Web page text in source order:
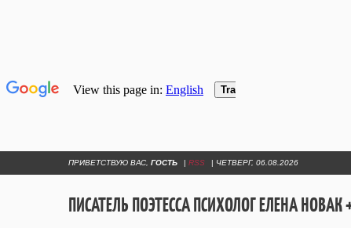
ПРИВЕТСТВУЮ ВАС ГОСТЬ | RSS | ЧЕТВЕРГ, 06.08.2026
ПИСАТЕЛЬ ПОЭТЕССА ПСИХОЛОГ ЕЛЕНА НОВАК